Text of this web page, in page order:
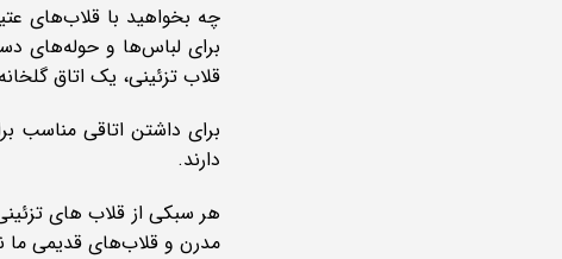
چه بخواهید با قلاب‌های
برای لباس‌ها و حوله‌های
قلاب تزئینی، یک اتاق
برای داشتن اتاقی مناسب
دارند.
مدرن و قلاب‌های قدیمی ما